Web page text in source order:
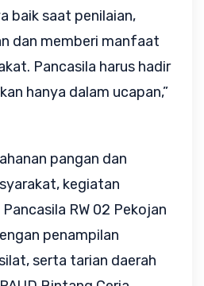
baik saat penilaian,
dan memberi manfaat
Pancasila harus hadir
hanya dalam ucapan,”
pangan dan
kegiatan
RW 02 Pekojan
penampilan
serta tarian daerah